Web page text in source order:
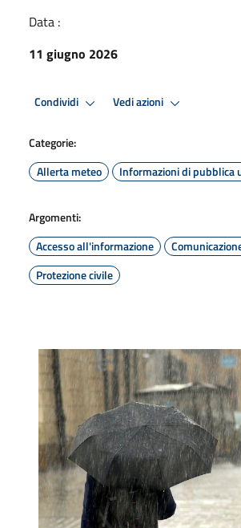
Data :
11 giugno 2026
Condividi Vedi azioni
Categorie:
Allerta meteo
Informazioni di pubblica
Argomenti:
Accesso all'informazione
Protezione civile